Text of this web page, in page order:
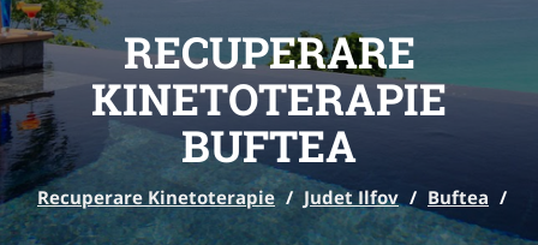
RECUPERARE
KINETOTERAPIE
BUFTEA
Recuperare Kinetoterapie / Judet Ilfov / Buftea /